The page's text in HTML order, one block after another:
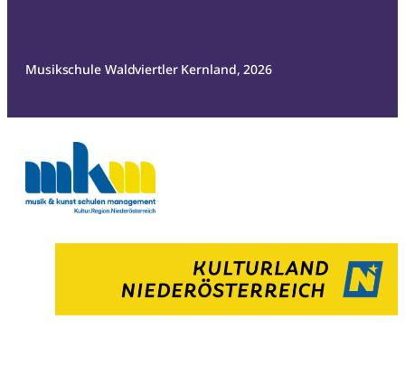
Musikschule Waldviertler Kernland, 2026